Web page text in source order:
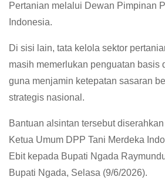
Pertanian melalui Dewan Pimpinan
Indonesia.
Di sisi lain, tata kelola sektor
masih memerlukan penguatan basis
guna menjamin ketepatan sasaran
strategis nasional.
Bantuan alsintan tersebut
Ketua Umum DPP Tani Merdeka
Ebit kepada Bupati Ngada
Bupati Ngada, Selasa (9/6/2026).